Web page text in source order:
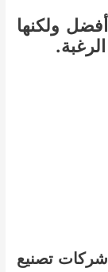
ولكنها
تصنيع